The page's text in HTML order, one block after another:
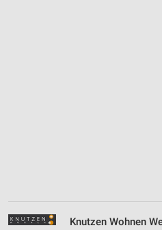
Knutzen Wohnen